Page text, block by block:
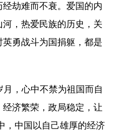
劫难而不衰。爱国的内
，热爱民族的历史，关
勇战斗为国捐躯，都是
，心中不禁为祖国而自
济繁荣，政局稳定，让
，中国以自己雄厚的经济